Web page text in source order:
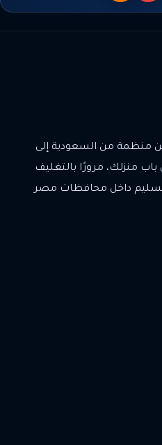
منظمة من السعودية إلى
منزلك، مرورًا بالتغليف
داخل محافظات مصر